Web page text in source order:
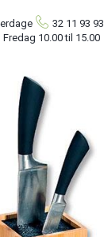
32 11 93 93
Fredag 10.00 til 15.00